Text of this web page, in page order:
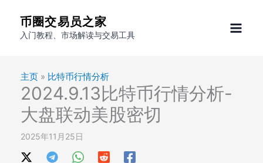
币圈交易员之家
入门教程、市场解读与交易工具
主页 » 比特币行情分析
2024.9.13比特币行情分析-
大盘联动美股密切
2025年11月25日